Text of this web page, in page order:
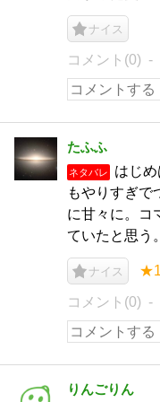
ナイス
コメント(0)
たふふ
ネタバレ
はじ
もやりすぎで
に甘々に。コ
ていたと思う。
ナイス ★1
コメント(0)
りんごりん